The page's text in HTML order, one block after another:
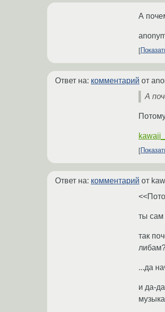
А
Ответ на: комментарий от
А
Ответ на: комментарий от
ты
так
...да
и да-